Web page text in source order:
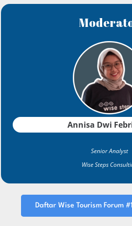
Annisa Dwi
SeniorAnalyst
Wise Steps
Daftar Wise Tourism Forum